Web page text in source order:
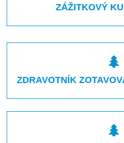
ZÁŽITKOVÝ
ZDRAVOTNÍK